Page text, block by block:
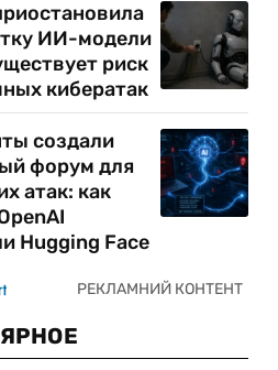
ИИ-модели
риск
кибератак
создали
форум для
атак: как
Hugging Face